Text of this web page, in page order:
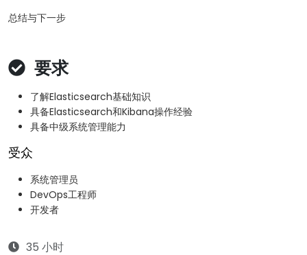
总结与下一步
要求
了解Elasticsearch基础知识
具备Elasticsearch和Kibana操作经验
具备中级系统管理能力
受众
系统管理员
DevOps工程师
开发者
35 小时